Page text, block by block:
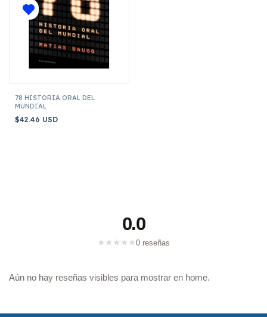
78 HISTORIA ORAL DEL
MUNDIAL
$42.46 USD
0.0
★ ★ ★ ★ ★0 reseñas
Aún no hay reseñas visibles para mostrar en home.